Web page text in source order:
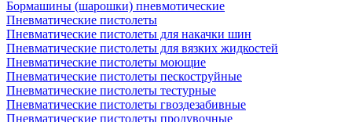
Бормашины (шарошки) пневмотические
Пневматические пистолеты
Пневматические пистолеты для накачки шин
Пневматические пистолеты для вязких жидкостей
Пневматические пистолеты моющие
Пневматические пистолеты пескоструйные
Пневматические пистолеты тестурные
Пневматические пистолеты гвоздезабивные
Пневматические пистолеты продувочные